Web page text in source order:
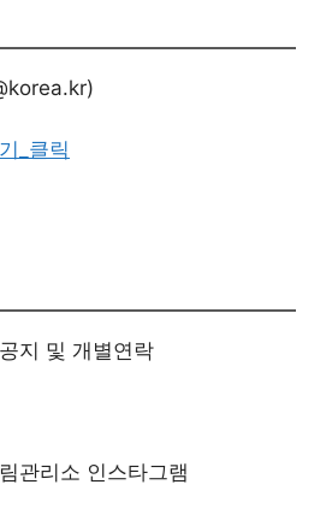
_클릭
지 및 개별연락
관리소 인스타그램